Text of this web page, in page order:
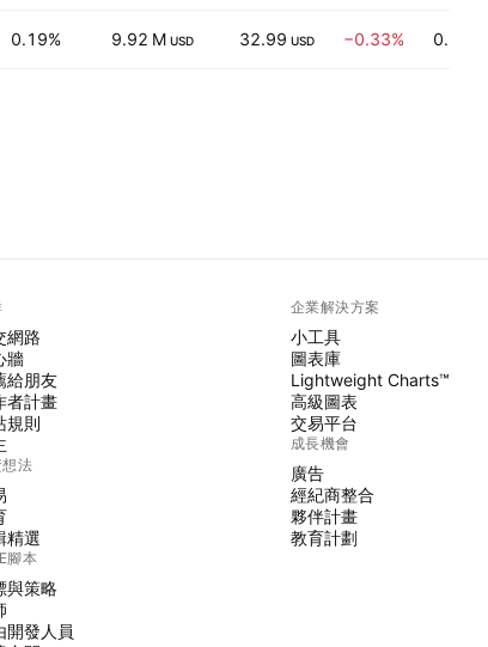
0.19% 9.92 M USD 32.99 USD −0.33% 0.18
網路
牆
給朋友
者計畫
規則
法
精選
腳本
與策略
開發人員
企業解決方案
小工具
圖表庫
Lightweight Charts™
高級圖表
交易平台
成長機會
廣告
經紀商整合
夥伴計畫
教育計劃